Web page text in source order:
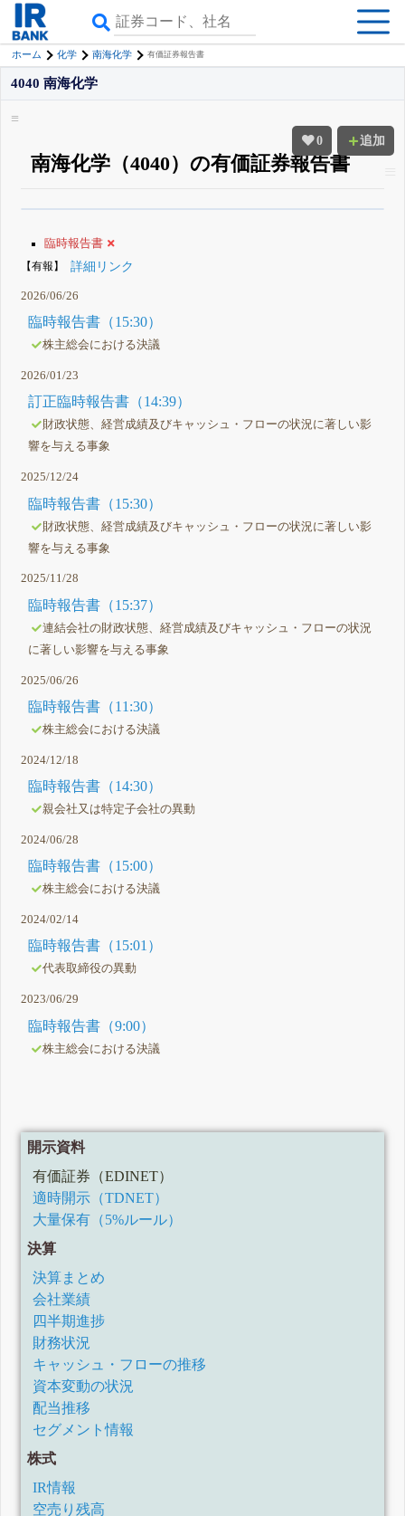
ホーム 化学 南海化学 有価証券報告書
0 追加
4040 南海化学
南海化学（4040）の有価証券報告書
詳しく見られる
登録すると永久30%OFFと米株版の先行利用も付きます
臨時報告書
【有報】
詳細リンク
2026/06/26
臨時報告書（15:30）
株主総会における決議
2026/01/23
訂正臨時報告書（14:39）
財政状態、経営成績及びキャッシュ・フローの状況に著しい影
響を与える事象
2025/12/24
臨時報告書（15:30）
財政状態、経営成績及びキャッシュ・フローの状況に著しい影
響を与える事象
2025/11/28
臨時報告書（15:37）
連結会社の財政状態、経営成績及びキャッシュ・フローの状況
に著しい影響を与える事象
2025/06/26
臨時報告書（11:30）
株主総会における決議
2024/12/18
臨時報告書（14:30）
親会社又は特定子会社の異動
2024/06/28
臨時報告書（15:00）
株主総会における決議
2024/02/14
臨時報告書（15:01）
代表取締役の異動
2023/06/29
臨時報告書（9:00）
株主総会における決議
開示資料
有価証券（EDINET）
適時開示（TDNET）
大量保有（5%ルール）
決算
決算まとめ
会社業績
四半期進捗
財務状況
キャッシュ・フローの推移
資本変動の状況
配当推移
セグメント情報
株式
IR情報
空売り残高